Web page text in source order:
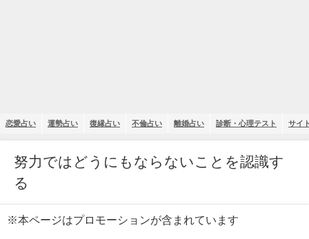
恋愛占い 運勢占い 復縁占い 不倫占い 離婚占い 診断・心理テスト サイ
努力ではどうにもならないことを認識す
る
※本ページはプロモーションが含まれています